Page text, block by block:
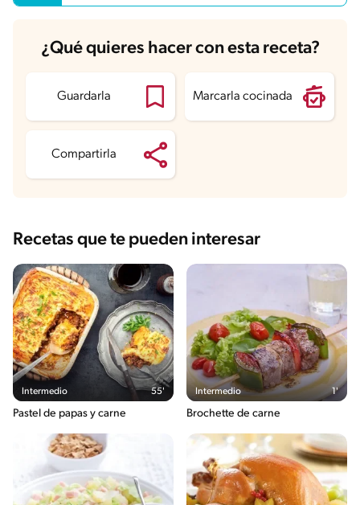
¿Qué quieres hacer con esta receta?
Guardarla Marcarla cocinada
Compartirla
Recetas que te pueden interesar
Intermedio 55'
Pastel de papas y carne
Intermedio 1'
Brochette de carne